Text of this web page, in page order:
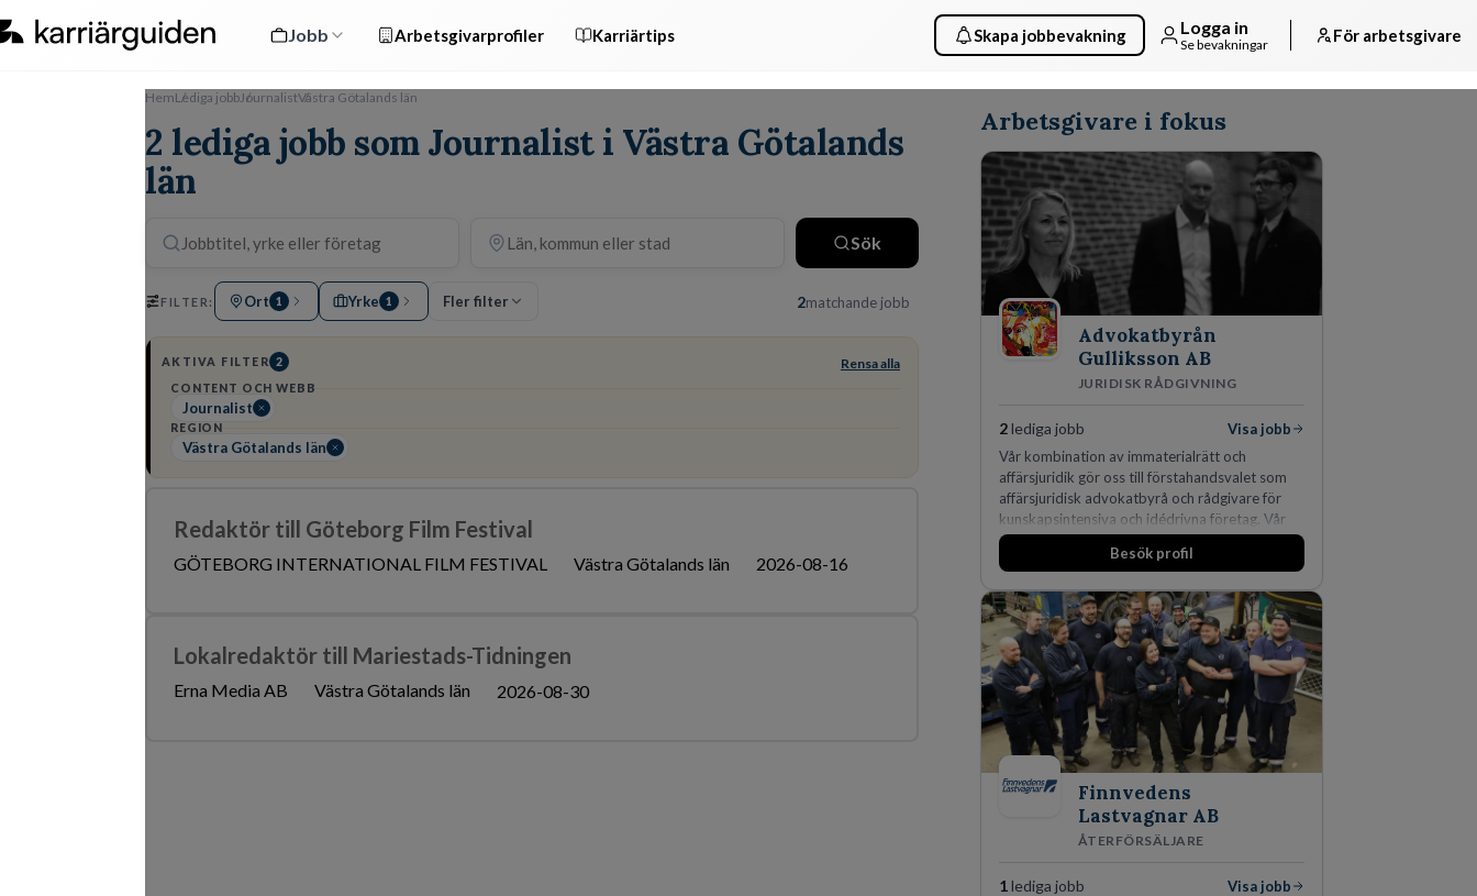
Jobb Arbetsgivarprofiler Karriärtips Skapa jobbevakning Logga in
Se bevakningar För arbetsgivare
HemLediga jobbJournalistVästra Götalands län
2 lediga jobb som Journalist i Västra Götalands
län
Sök
FILTER: Ort 1 Yrke 1 Fler filter 2matchande jobb
AKTIVA FILTER 2 Rensa alla
CONTENT OCH WEBB
Journalist
REGION
Västra Götalands län
Redaktör till Göteborg Film Festival
GÖTEBORG INTERNATIONAL FILM FESTIVAL Västra Götalands län 2026-08-16
Lokalredaktör till Mariestads-Tidningen
Erna Media AB Västra Götalands län 2026-08-30
Arbetsgivare i fokus
Advokatbyrån
Gulliksson AB
JURIDISK RÅDGIVNING
2lediga jobb
Visa jobb
Vår kombination av immaterialrätt och
affärsjuridik gör oss till förstahandsvalet som
affärsjuridisk advokatbyrå och rådgivare för
kunskapsintensiva och idédrivna företag. Vår
expertis inom IP-tillgångar har gett oss en
marknadsledande position. Våra klienter väljer
skydda, utveckla och kommersialisera
företagets viktigaste tillgångar.
Besök profil
Finnvedens
Lastvagnar AB
ÅTERFÖRSÄLJARE
1lediga jobb
Visa jobb